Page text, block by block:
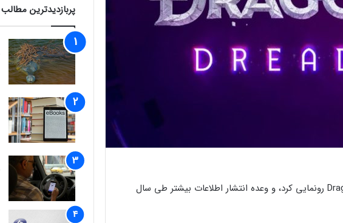
بایوور دقایقی پیش رسما از نام بازی مورد انتظار Dragon Age 4 رونمایی کرد، و وعده انتشار اطلاعات بیشتر طی سال
پربازدیدترین مطالب